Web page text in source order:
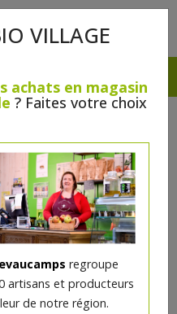
VILLAGE
achats en magasin
? Faites votre choix
regroupe
artisans et producteurs
de notre région.